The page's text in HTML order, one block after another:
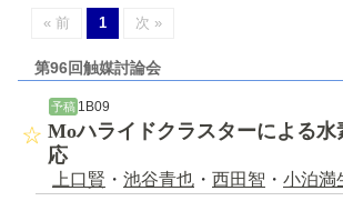
« 前 1 次 »
第96回触媒討論会
予稿 1B09
Moハライドクラスターによる
応
上口賢 ・ 池谷青也 ・ 西田智 ・ 小泊満